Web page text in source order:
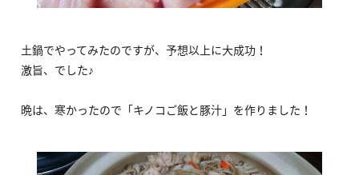
土鍋でやってみたのですが、予想以上に大成功！
激旨、でした♪
晩は、寒かったので「キノコご飯と豚汁」を作りました！